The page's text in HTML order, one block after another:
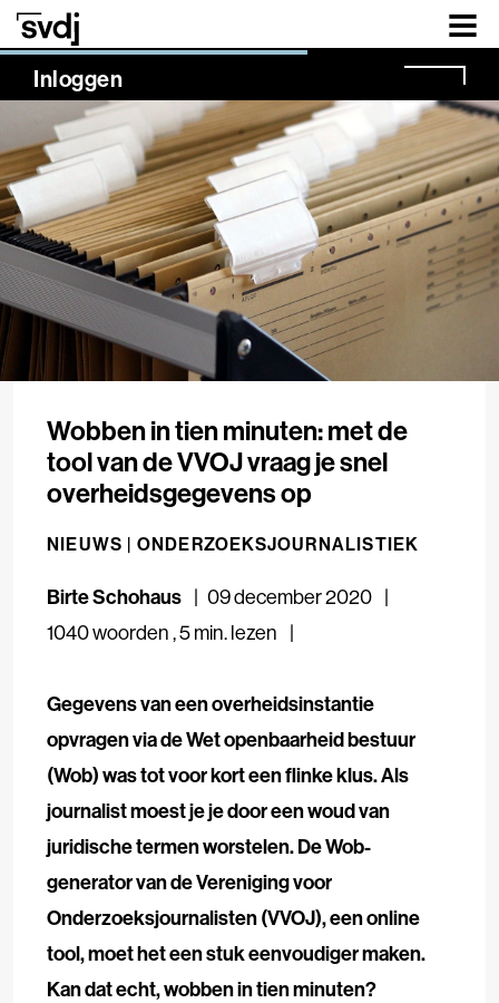
Naar hoofdinhoud
Inloggen
NaN%
Wobben in tien minuten: met de
tool van de VVOJ vraag je snel
overheidsgegevens op
NIEUWS | ONDERZOEKSJOURNALISTIEK
Birte Schohaus
09 december 2020
1040 woorden,5 min. lezen
Gegevens van een overheidsinstantie
opvragen via de Wet openbaarheid bestuur
(Wob) was tot voor kort een flinke klus. Als
journalist moest je je door een woud van
juridische termen worstelen. De Wob-
generator van de Vereniging voor
Onderzoeksjournalisten (VVOJ), een online
tool, moet het een stuk eenvoudiger maken.
Kan dat echt, wobben in tien minuten?